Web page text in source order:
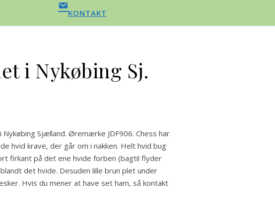
KONTAKT
i Nykøbing Sj.
Sjælland. Øremærke JDF906. Chess har
hvid krave, der går om i nakken. Helt hvid bug
firkant på det ene hvide forben (bagtil flyder
det hvide. Desuden lille brun plet under
Hvis du mener at have set ham, så kontakt